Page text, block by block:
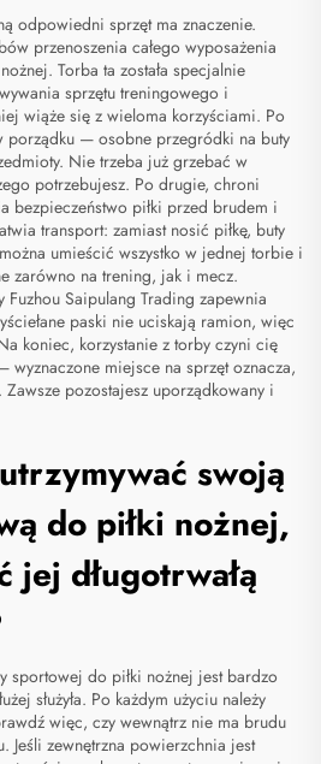
odpowiedni sprzęt ma znaczenie.
przenoszenia całego wyposażenia
Torba ta została specjalnie
sprzętu treningowego i
wiąże się z wieloma korzyściami. Po
porządku — osobne przegródki na buty
Nie trzeba już grzebać w
potrzebujesz. Po drugie, chroni
bezpieczeństwo piłki przed brudem i
transport: zamiast nosić piłkę, buty
umieścić wszystko w jednej torbie i
zarówno na trening, jak i mecz.
Saipulang Trading zapewnia
paski nie uciskają ramion, więc
koniec, korzystanie z torby czyni cię
miejsce na sprzęt oznacza,
pozostajesz uporządkowany i
swoją
do piłki nożnej,
jej długotrwałą
sportowej do piłki nożnej jest bardzo
służyła. Po każdym użyciu należy
więc, czy wewnątrz nie ma brudu
Jeśli zewnętrzna powierzchnia jest